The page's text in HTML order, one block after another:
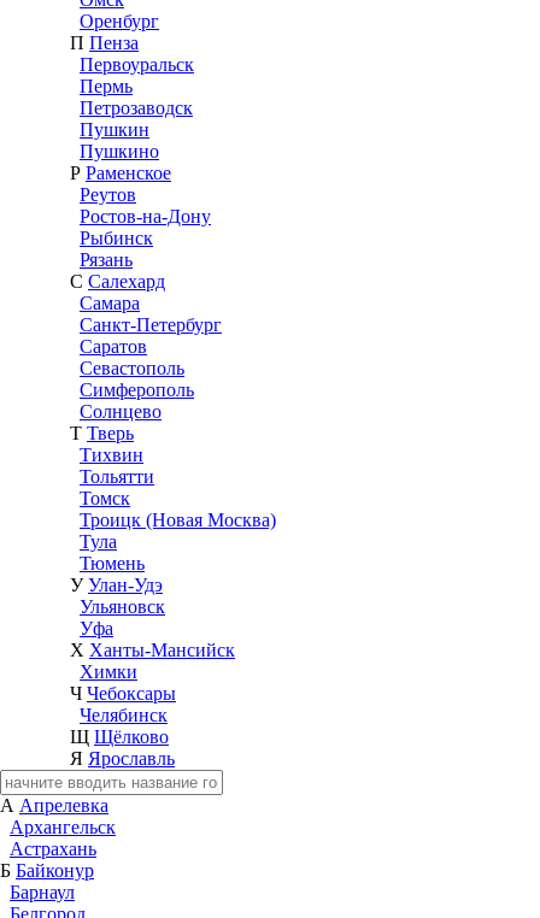
Оренбург
П Пенза
Первоуральск
Пермь
Петрозаводск
Пушкин
Пушкино
Р Раменское
Реутов
Ростов-на-Дону
Рыбинск
Рязань
С Салехард
Самара
Санкт-Петербург
Саратов
Севастополь
Симферополь
Солнцево
Т Тверь
Тихвин
Тольятти
Томск
Троицк (Новая Москва)
Тула
Тюмень
У Улан-Удэ
Ульяновск
Уфа
Х Ханты-Мансийск
Химки
Ч Чебоксары
Челябинск
Щ Щёлково
Я Ярославль
А Апрелевка
Архангельск
Астрахань
Б Байконур
Барнаул
Белгород